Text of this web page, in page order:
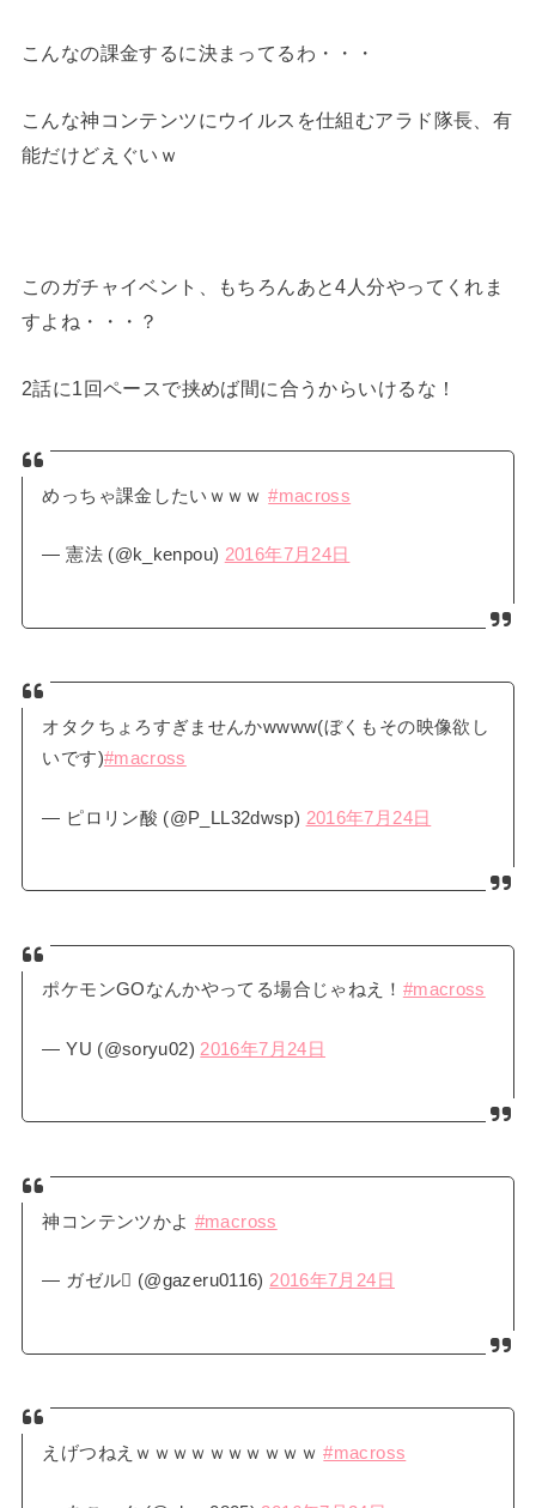
こんなの課金するに決まってるわ・・・
こんな神コンテンツにウイルスを仕組むアラド隊長、有
能だけどえぐいｗ
このガチャイベント、もちろんあと4人分やってくれま
すよね・・・？
2話に1回ペースで挟めば間に合うからいけるな！
めっちゃ課金したいｗｗｗ#macross
— 憲法 (@k_kenpou) 2016年7月24日
オタクちょろすぎませんかwwww(ぼくもその映像欲し
いです)#macross
— ピロリン酸 (@P_LL32dwsp) 2016年7月24日
ポケモンGOなんかやってる場合じゃねえ！ #macross
— YU (@soryu02) 2016年7月24日
神コンテンツかよ #macross
— ガゼル (@gazeru0116)2016年7月24日
えげつねえｗｗｗｗｗｗｗｗｗｗ#macross